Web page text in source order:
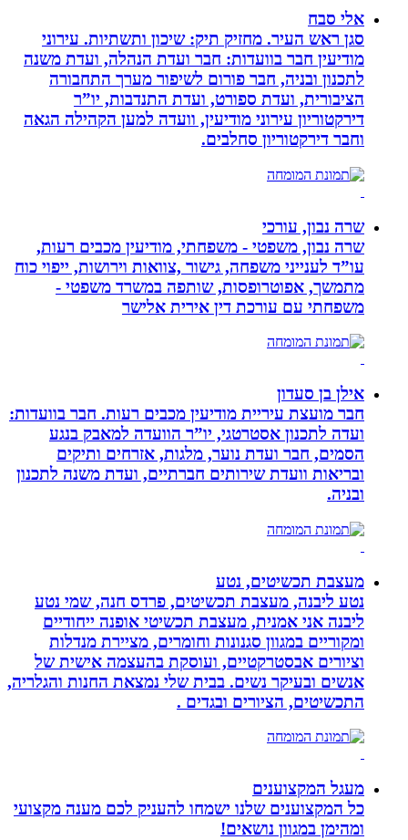
אלי סבח
סגן ראש העיר. מחזיק תיק: שיכון ותשתיות. עירוני
מודיעין חבר בוועדות: חבר ועדת הנהלה, ועדת משנה
לתכנון ובניה, חבר פורום לשיפור מערך התחבורה
הציבורית, ועדת ספורט, ועדת התנדבות, יו”ר
דירקטוריון עירוני מודיעין, וועדה למען הקהילה הגאה
וחבר דירקטוריון סחלבים.
שרה נבון, עורכי
שרה נבון, משפטי - משפחתי, מודיעין מכבים רעות,
עו”ד לענייני משפחה, גישור ,צוואות וירושות, ייפוי כוח
מתמשך, אפוטרופסות, שותפה במשרד משפטי -
משפחתי עם עורכת דין אירית אלישר
אילן בן סעדון
חבר מועצת עיריית מודיעין מכבים רעות. חבר בוועדות:
ועדה לתכנון אסטרטגי, יו”ר הוועדה למאבק בנגע
הסמים, חבר ועדת נוער, מלגות, אזרחים ותיקים
ובריאות וועדת שירותים חברתיים, ועדת משנה לתכנון
מעצבת תכשיטים, נטע
נטע ליבנה, מעצבת תכשיטים, פרדס חנה, שמי נטע
ליבנה אני אמנית, מעצבת תכשיטי אופנה ייחודיים
ומקוריים במגוון סגנונות וחומרים, מציירת מנדלות
וציורים אבסטרקטיים, ועוסקת בהעצמה אישית של
אנשים ובעיקר נשים. בבית שלי נמצאת החנות והגלריה,
התכשיטים, הציורים ובגדים .
מעגל המקצוענים
כל המקצוענים שלנו ישמחו להעניק לכם מענה מקצועי
ומהימן במגוון נושאים!